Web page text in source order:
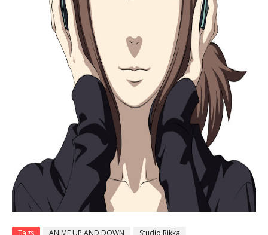
Tags ANIME UP AND DOWN Studio Rikka